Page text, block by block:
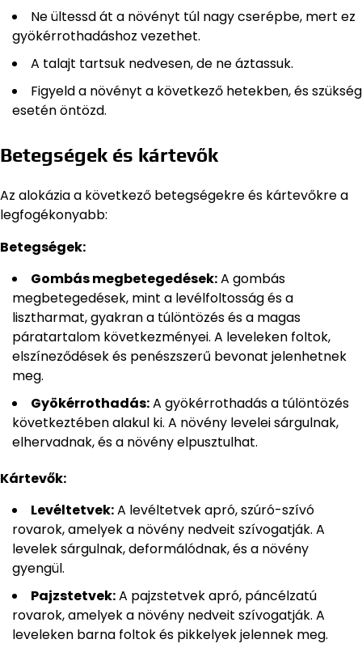
Ne ültessd át a növényt túl nagy cserépbe, mert ez
gyökérrothadáshoz vezethet.
A talajt tartsuk nedvesen, de ne áztassuk.
Figyeld a növényt a következő hetekben, és szükség
esetén öntözd.
Betegségek és kártevők
Az alokázia a következő betegségekre és kártevőkre a
legfogékonyabb:
Betegségek:
Gombás megbetegedések:A gombás
megbetegedések, mint a levélfoltosság és a
lisztharmat, gyakran a túlöntözés és a magas
páratartalom következményei. A leveleken foltok,
elszíneződések és penészszerű bevonat jelenhetnek
meg.
Gyökérrothadás:A gyökérrothadás a túlöntözés
következtében alakul ki. A növény levelei sárgulnak,
elhervadnak, és a növény elpusztulhat.
Kártevők:
Levéltetvek:A levéltetvek apró, szúró-szívó
rovarok, amelyek a növény nedveit szívogatják. A
levelek sárgulnak, deformálódnak, és a növény
gyengül.
Pajzstetvek:A pajzstetvek apró, páncélzatú
rovarok, amelyek a növény nedveit szívogatják. A
leveleken barna foltok és pikkelyek jelennek meg.